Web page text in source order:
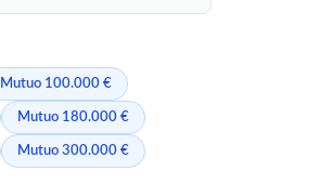
Mutuo 100.000 €
Mutuo 180.000 €
Mutuo 300.000 €